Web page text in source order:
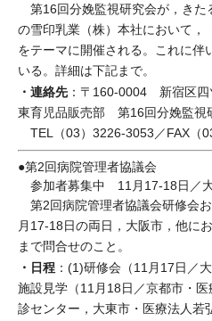
第16回分娩監視研究会が，きた
の雪印乳業（株）本社において，
をテーマに開催される。これに伴
いる。詳細は下記まで。
・連絡先：〒160-0004 新宿区
東育児品販売部 第16回分娩監視
TEL（03）3226-3053／FAX（
●第2回病院管理者協議会
参加者募集中 11月17-18日／
第2回病院管理者協議会研修会
月17-18日の両日，大阪市，他に
まで問合せのこと。
・日程 ：(1)研修会（11月17日／
施設見学（11月18日／京都市・
診センター，大東市・医療法人若